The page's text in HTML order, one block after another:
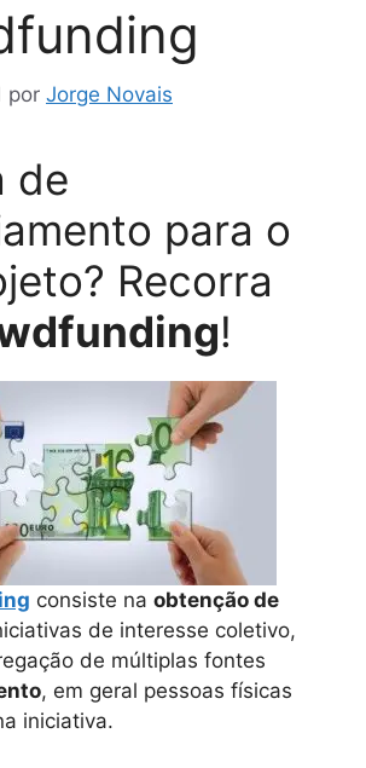
por Jorge Novais
de
para o
Recorra
!
consiste na obtenção de
de interesse coletivo,
de múltiplas fontes
, em geral pessoas físicas
iniciativa.